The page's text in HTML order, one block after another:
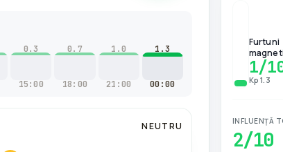
0.3
15:00
0.7
18:00
1.0
21:00
1.3
00:00
NEUTRU
Furtuni
1/
Kp 1.3
INFLUENȚĂ
2/10